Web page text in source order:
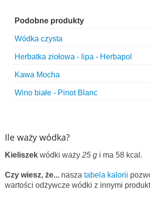
Podobne produkty
Wódka czysta
Herbatka ziołowa - lipa - Herbapol
Kawa Mocha
Wino białe - Pinot Blanc
Ile waży wódka?
Kieliszek wódki waży 25 g i ma 58 kcal.
Czy wiesz, że... nasza tabela kalorii
wartości odżywcze wódki z innymi